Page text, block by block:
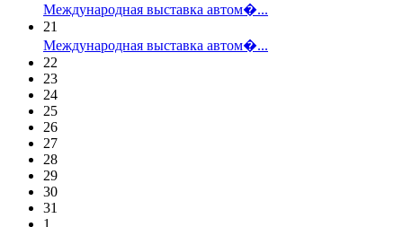
Международная выставка автом�...
21
Международная выставка автом�...
22
23
24
25
26
27
28
29
30
31
1